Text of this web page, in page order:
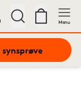
Menu
synsprøve